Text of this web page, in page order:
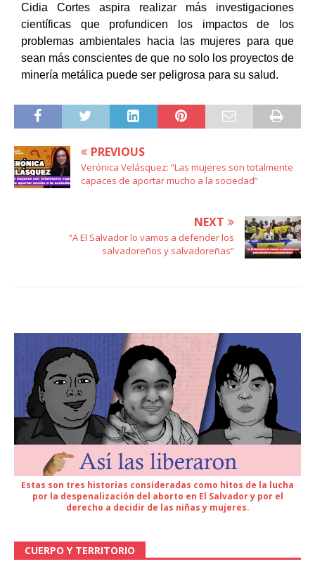
Cidia Cortes aspira realizar más investigaciones
científicas que profundicen los impactos de los
problemas ambientales hacia las mujeres para que
sean más conscientes de que no solo los proyectos de
minería metálica puede ser peligrosa para su salud.
PREVIOUS
Verónica Velásquez: “Las mujeres son totalmente
capaces de aportar mucho a la sociedad”
NEXT
“A El Salvador lo vamos a defender los
salvadoreños y salvadoreñas”
Estas son tres historias consideradas como hitos de la lucha
por la despenalización del aborto en El Salvador y por el
derecho a decidir de las niñas y mujeres.
CUERPO Y TERRITORIO